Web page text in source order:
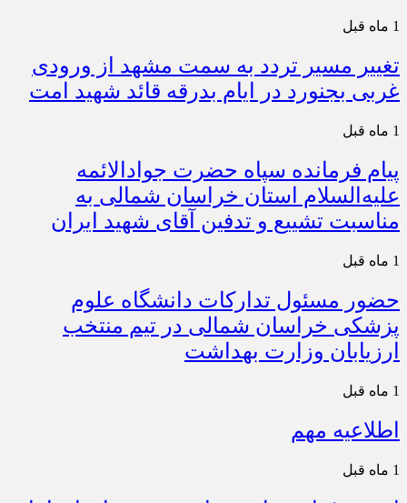
1 ماه قبل
تغییر مسیر تردد به سمت مشهد از ورودی
غربی بجنورد در ایام بدرقه قائد شهید امت
1 ماه قبل
پیام فرمانده سپاه حضرت جوادالائمه
علیه‌السلام استان خراسان شمالی به
مناسبت تشییع و تدفین آقای شهید ایران
1 ماه قبل
حضور مسئول تدارکات دانشگاه علوم
پزشکی خراسان شمالی در تیم منتخب
ارزیابان وزارت بهداشت
1 ماه قبل
اطلاعیه مهم
1 ماه قبل